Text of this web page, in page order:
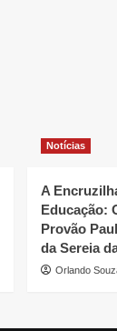
Notícias
A
Educação:
Provão
da Sereia
Orlando